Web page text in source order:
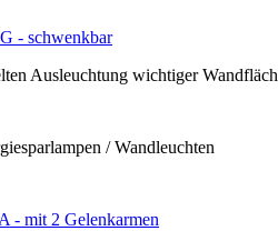
- schwenkbar
Ausleuchtung wichtiger
/ Wandleuchten
- mit 2 Gelenkarmen